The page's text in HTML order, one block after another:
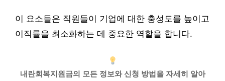
이 요소들은 직원들이 기업에 대한 충성도를 높이고
이직률을 최소화하는 데 중요한 역할을 합니다.
내란회복지원금의 모든 정보와 신청 방법을 자세히 알아